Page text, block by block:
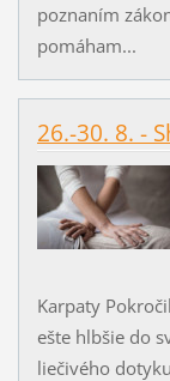
poznaním
pomáham...
26.-30. 8. -
Karpaty
ešte hlbšie do
liečivého